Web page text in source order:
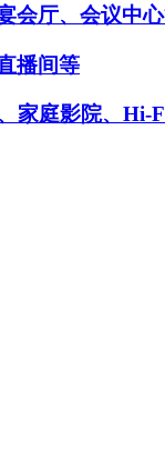
会厅、会议中
播间等
家庭影院、Hi-